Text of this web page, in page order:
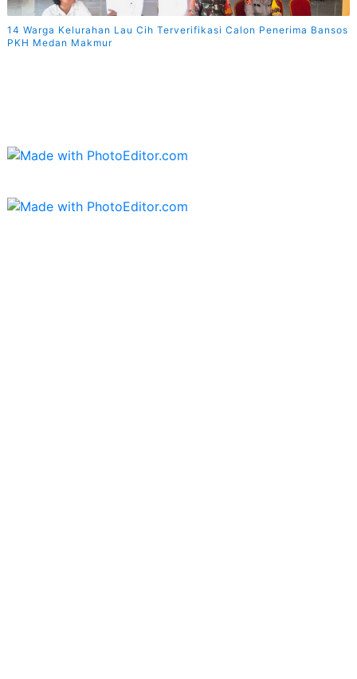
14 Warga Kelurahan Lau Cih Terverifikasi Calon Penerima Bansos
PKH Medan Makmur